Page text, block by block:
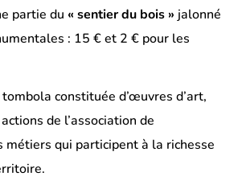
partie du « sentier du bois » jalonné
: 15 € et 2 € pour les
constituée d’œuvres d’art,
de l’association de
métiers qui participent à la richesse